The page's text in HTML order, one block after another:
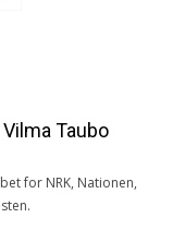
Taubo
for NRK, Nationen,